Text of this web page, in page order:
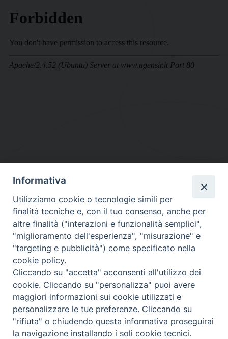
DIOCESI SUBURBICARIA DI ALBANO
Contatti:Tel.: 06.93268401 - Fax.: 06.9323844
E-mail:curia@diocesidialbano.it
Orari: dal Lunedì al Venerdì Ore: 9:00 - 13:00
Lunedì, Mercoledì e Venerdì, Ore 9:30 - 12:30
Diocesi Suburbicaria di Albano
Copyright © 2021
Informativa
Utilizziamo cookie o tecnologie simili per
finalità tecniche e, con il tuo consenso, anche per
altre finalità ("interazioni e funzionalità semplici",
"miglioramento dell'esperienza", "misurazione" e
"targeting e pubblicità") come specificato nella
cookie policy.
Cliccando su "accetta" acconsenti all'utilizzo dei
cookie. Cliccando su "personalizza" puoi avere
maggiori informazioni sui cookie utilizzati e
personalizzare le tue preferenze. Cliccando su
"rifiuta" o chiudendo questa informativa proseguirai
la navigazione installando i soli cookie tecnici.